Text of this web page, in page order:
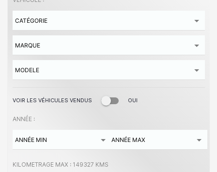
VOIR LES VÉHICULES VENDUS OUI
ANNÉE :
KILOMETRAGE MAX : 149327 KMS